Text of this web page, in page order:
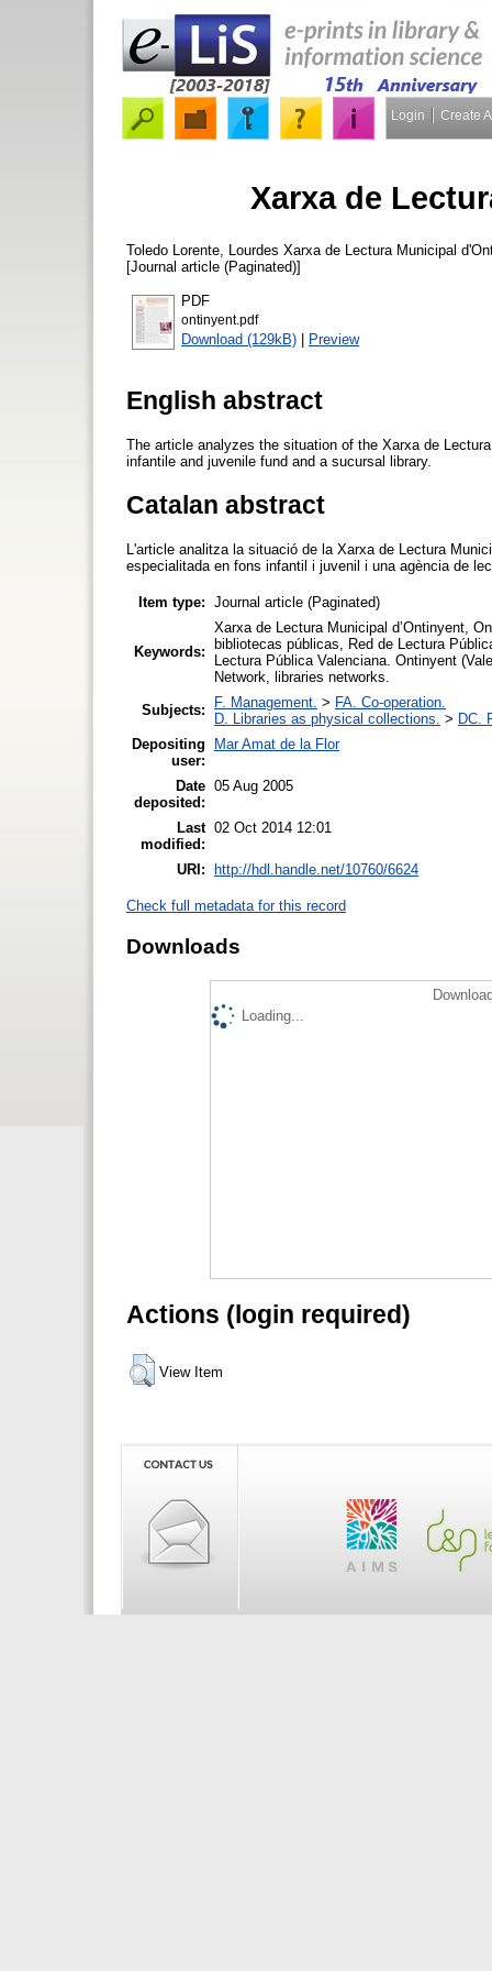
Login Create
Xarxa de
Toledo Lorente, Lourdes Xarxa de Lectura Municipal
[Journal article (Paginated)]
PDF
ontinyent.pdf
Download (129kB) | Preview
English abstract
The article analyzes the situation of the Xarxa de
infantile and juvenile fund and a sucursal library.
Catalan abstract
L'article analitza la situació de la Xarxa de Lectura
especialitada en fons infantil i juvenil i una agència de
Item type: Journal article (Paginated)
Keywords:
Xarxa de Lectura Municipal d’Ontinyent,
bibliotecas públicas, Red de Lectura
Lectura Pública Valenciana. Ontinyent
Network, libraries networks.
Subjects:
F. Management. > FA. Co-operation.
D. Libraries as physical collections. > DC.
Depositing
user:
Mar Amat de la Flor
Date
deposited:
05 Aug 2005
Last
modified:
02 Oct 2014 12:01
URI: http://hdl.handle.net/10760/6624
Check full metadata for this record
Downloads
Loading...
Actions (login required)
View Item